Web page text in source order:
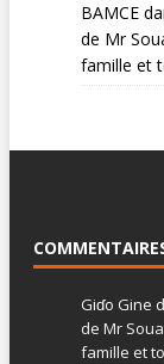
BAMCE
de Mr
famille et
Giɗo Gine
de Mr
famille et